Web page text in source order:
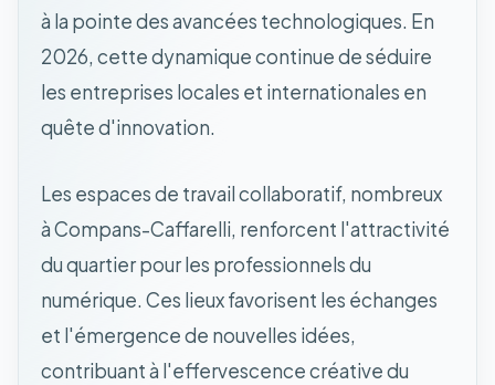
à la pointe des avancées technologiques. En
2026, cette dynamique continue de séduire
les entreprises locales et internationales en
quête d'innovation.
Les espaces de travail collaboratif, nombreux
à Compans-Caffarelli, renforcent l'attractivité
du quartier pour les professionnels du
numérique. Ces lieux favorisent les échanges
et l'émergence de nouvelles idées,
contribuant à l'effervescence créative du